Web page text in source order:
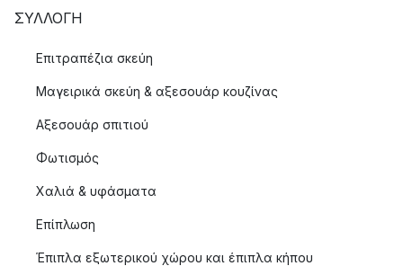
ΣΥΛΛΟΓΉ
Επιτραπέζια σκεύη
Μαγειρικά σκεύη & αξεσουάρ κουζίνας
Αξεσουάρ σπιτιού
Φωτισμός
Χαλιά & υφάσματα
Επίπλωση
Έπιπλα εξωτερικού χώρου και έπιπλα κήπου